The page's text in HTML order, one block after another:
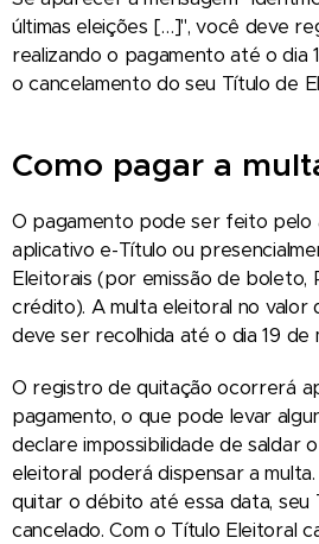
últimas eleições […]", você deve
realizando o pagamento até o dia
o cancelamento do seu Título de
Como pagar a
O pagamento pode ser feito pelo
aplicativo e-Título ou
Eleitorais (por emissão de boleto,
crédito). A multa eleitoral no valor
deve ser recolhida até o dia 19 de
O registro de quitação ocorrerá
pagamento, o que pode levar
declare impossibilidade de saldar
eleitoral poderá dispensar a
quitar o débito até essa data, seu
cancelado. Com o Título Eleitoral